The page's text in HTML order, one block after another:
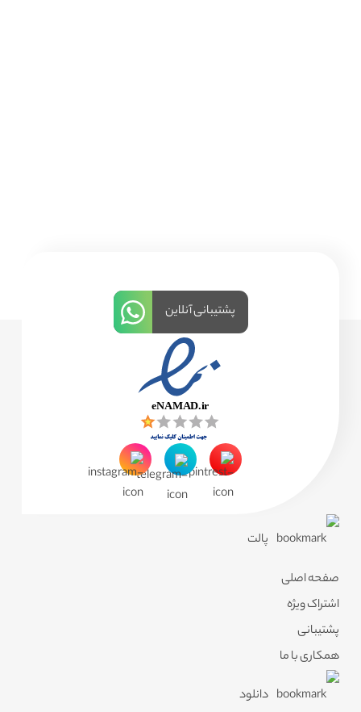
پالت
صفحه اصلی
اشتراک ویژه
پشتیبانی
همکاری با ما
دانلود
پشتیبانی آنلاین